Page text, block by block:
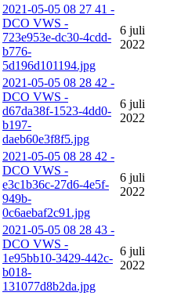
2021-05-05 08 27 41 -
DCO VWS -
723e953e-dc30-4cdd-
b776-
5d196d101194.jpg
6 juli
2022
2021-05-05 08 28 42 -
DCO VWS -
d67da38f-1523-4dd0-
b197-
daeb60e3f8f5.jpg
6 juli
2022
2021-05-05 08 28 42 -
DCO VWS -
e3c1b36c-27d6-4e5f-
949b-
0c6aebaf2c91.jpg
6 juli
2022
2021-05-05 08 28 43 -
DCO VWS -
1e95bb10-3429-442c-
b018-
131077d8b2da.jpg
6 juli
2022